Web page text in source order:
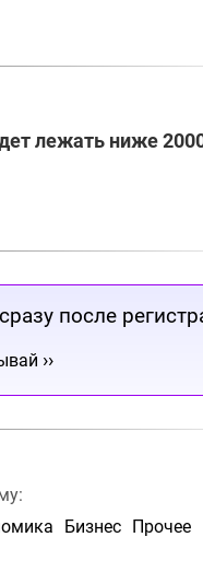
лежать ниже
сразу после
››
Бизнес Прочее